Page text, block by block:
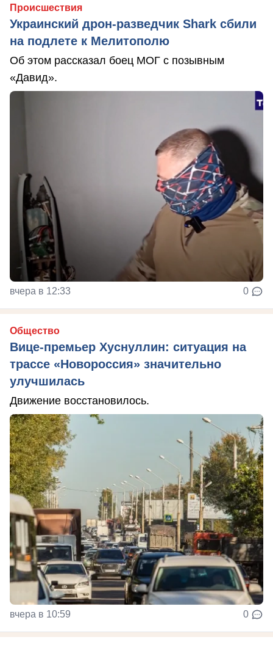
Происшествия
Украинский дрон-разведчик Shark сбили
на подлете к Мелитополю
Об этом рассказал боец МОГ с позывным
«Давид».
вчера в 12:33 0
Общество
Вице-премьер Хуснуллин: ситуация на
трассе «Новороссия» значительно
улучшилась
Движение восстановилось.
вчера в 10:59 0